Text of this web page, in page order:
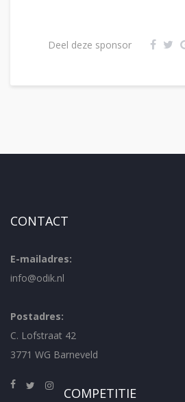
Deel deze sponsor
CONTACT
E-mailadres:
info@odik.nl
Postadres:
C. Lofstraat 42
3771 WG Barneveld
COMPETITIE